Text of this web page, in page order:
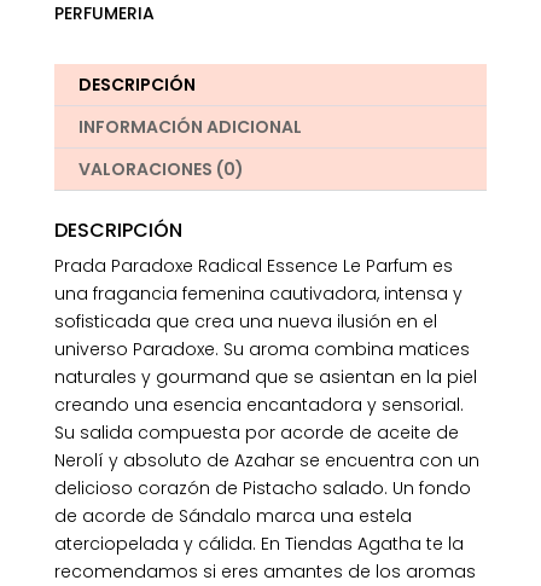
PERFUMERIA
DESCRIPCIÓN
INFORMACIÓN ADICIONAL
VALORACIONES (0)
DESCRIPCIÓN
Prada Paradoxe Radical Essence Le Parfum es
una fragancia femenina cautivadora, intensa y
sofisticada que crea una nueva ilusión en el
universo Paradoxe. Su aroma combina matices
naturales y gourmand que se asientan en la piel
creando una esencia encantadora y sensorial.
Su salida compuesta por acorde de aceite de
Nerolí y absoluto de Azahar se encuentra con un
delicioso corazón de Pistacho salado. Un fondo
de acorde de Sándalo marca una estela
aterciopelada y cálida. En Tiendas Agatha te la
recomendamos si eres amantes de los aromas